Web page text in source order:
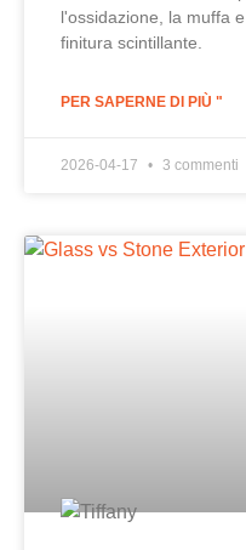
l'ossidazione, la muffa
finitura scintillante.
PER SAPERNE DI PIÙ "
2026-04-17 3 commenti